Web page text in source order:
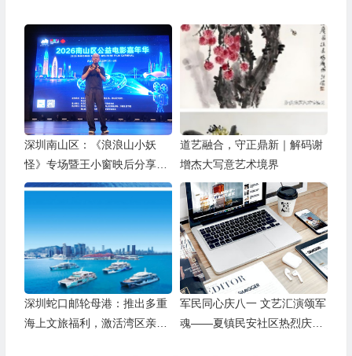
深圳南山区：《浪浪山小妖
怪》专场暨王小窗映后分享会
举办
道艺融合，守正鼎新｜解码谢
增杰大写意艺术境界
深圳蛇口邮轮母港：推出多重
海上文旅福利，激活湾区亲子
军民同心庆八一 文艺汇演颂军
魂——夏镇民安社区热烈庆祝